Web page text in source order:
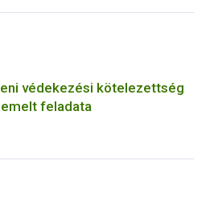
védekezési kötelezettség
feladata